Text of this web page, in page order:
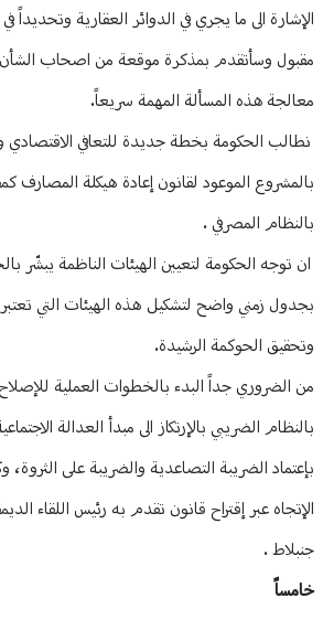
الإشارة الى ما يجري في الدوائر العقارية وتحديداً
مقبول وسأتقدم بمذكرة موقعة من اصحاب الشأن
معالجة هذه المسألة المهمة سريعاً.
نطالب الحكومة بخطة جديدة للتعافي الاقتصادي
بالمشروع الموعود لقانون إعادة هيكلة المصارف
بالنظام المصرفي .
ان توجه الحكومة لتعيين الهيئات الناظمة يبشّر
بجدول زمني واضح لتشكيل هذه الهيئات التي
وتحقيق الحوكمة الرشيدة.
من الضروري جداً البدء بالخطوات العملية للإصلاح
بالنظام الضريبي بالإرتكاز الى مبدأ العدالة
بإعتماد الضريبة التصاعدية والضريبة على
الإتجاه عبر إقتراح قانون تقدم به رئيس اللقاء
جنبلاط .
خامساً